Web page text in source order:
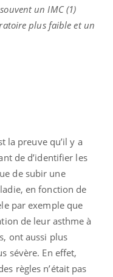
un IMC (1)
plus faible et un
la preuve qu’il y a
de d’identifier les
de subir une
en fonction de
par exemple que
de leur asthme à
ont aussi plus
sévère. En effet,
règles n’était pas